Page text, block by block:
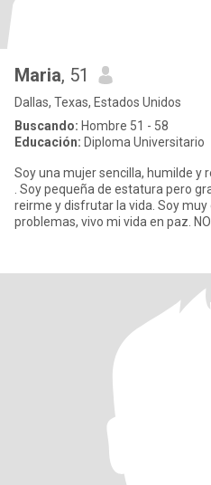
Maria, 51
Dallas, Texas, Estados Unidos
Buscando: Hombre 51 - 58
Educación: Diploma Universitario
Soy una mujer sencilla, humilde y
. Soy pequeña de estatura pero grande de
reirme y disfrutar la vida. Soy